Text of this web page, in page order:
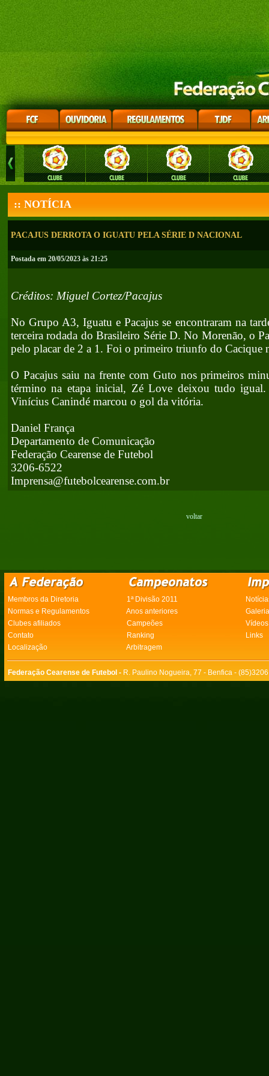
:: NOTÍCIA
PACAJUS DERROTA O IGUATU PELA SÉRIE D NACIONAL
Postada em 20/05/2023 às 21:25
Créditos: Miguel Cortez/Pacajus
No Grupo A3, Iguatu e Pacajus se encontraram na
terceira rodada do Brasileiro Série D. No Morenão, o
pelo placar de 2 a 1. Foi o primeiro triunfo do Cacique
O Pacajus saiu na frente com Guto nos primeiros
término na etapa inicial, Zé Love deixou tudo
Vinícius Canindé marcou o gol da vitória.
Daniel França
Departamento de Comunicação
Federação Cearense de Futebol
3206-6522
Imprensa@futebolcearense.com.br
voltar
Membros da Diretoria 1ª Divisão 2011
Normas e Regulamentos
Anos anteriores
Clubes afiliados
Campeões
Vídeos
Contato
Ranking
Links
Localização
Arbitragem
Federação Cearense de Futebol - R. Paulino Nogueira, 77 - Benfica -